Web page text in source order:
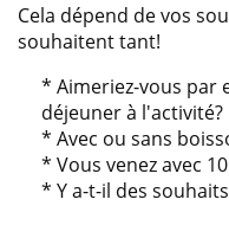
Cela dépend de vos
souhaitent tant!
* Aimeriez-vous par
déjeuner à l'activité?
* Avec ou sans
* Vous venez avec
* Y a-t-il des